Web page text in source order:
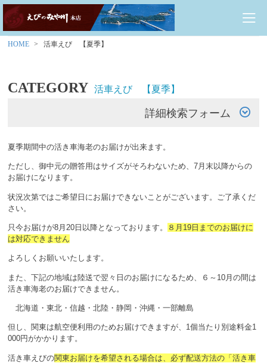
HOME 活車えび 【夏季】
CATEGORY 活車えび 【夏季】
詳細検索フォーム
夏季期間中の活き車海老のお届けが出来ます。
ただし、御中元の贈答用はサイズがそろわないため、7月末以降からの
お届けになります。
状況次第ではご希望日にお届けできないことがございます。ご了承くだ
さい。
只今お届けが8月20日以降となっております。
８月19日までのお届けに
は対応できません
よろしくお願いいたします。
また、下記の地域は陸送で翌々日のお届けになるため、６～10月の間は
活き車海老のお届けできません。
北海道・東北・信越・北陸・静岡・沖縄・一部離島
但し、関東は航空便利用のためお届けできますが、1個当たり別途料金1
000円がかかります。
活き車えびの関東お届けを希望される場合は、必ず配送方法の「活き車